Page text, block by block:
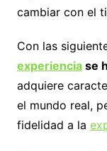
cambiar con el
Con las
experienciase
adquiere
el mundo real,
fidelidad a la